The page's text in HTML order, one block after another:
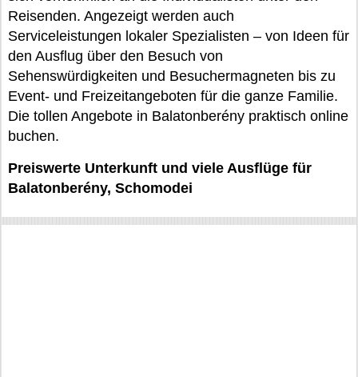
Reisenden. Angezeigt werden auch
Serviceleistungen lokaler Spezialisten – von Ideen für
den Ausflug über den Besuch von
Sehenswürdigkeiten und Besuchermagneten bis zu
Event- und Freizeitangeboten für die ganze Familie.
Die tollen Angebote in Balatonberény praktisch online
buchen.
Preiswerte Unterkunft und viele Ausflüge für
Balatonberény, Schomodei